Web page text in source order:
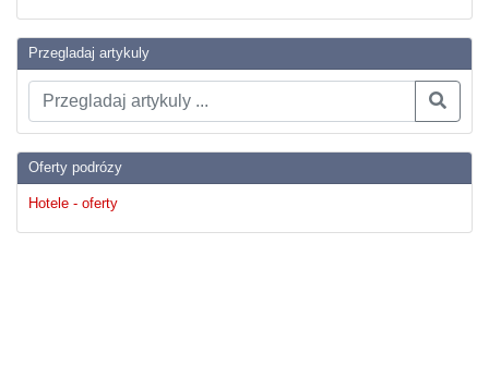
Przegladaj artykuly
Oferty podrózy
Hotele - oferty